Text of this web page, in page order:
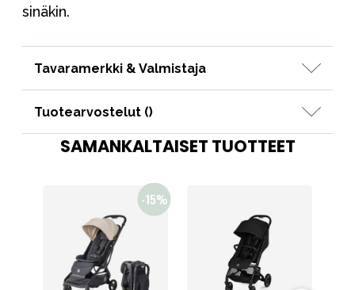
sinäkin.
Tavaramerkki & Valmistaja
Tuotearvostelut ()
SAMANKALTAISET TUOTTEET